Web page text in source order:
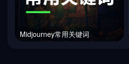
Midjourney常用关键词